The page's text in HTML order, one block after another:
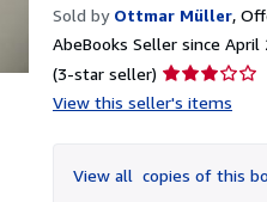
Sold by Ottmar Müller,
AbeBooks Seller since April
(3-star seller) Seller
rating
of
5
View this seller's items
View all copies of this